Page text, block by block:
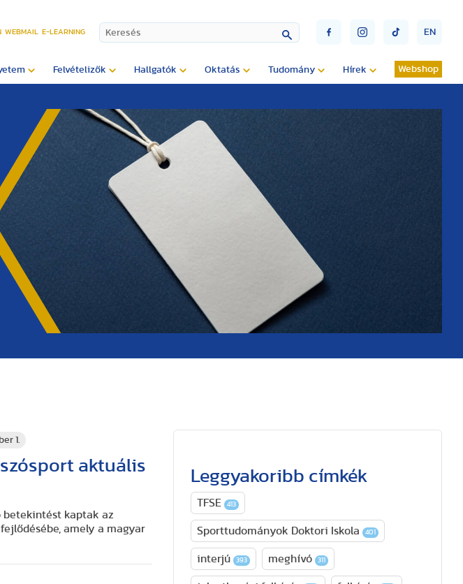
WEBMAIL E-LEARNING EN
Felvételizők Hallgatók Oktatás Tudomány Hírek Webshop
1.
aktuális
betekintést kaptak az
amely a magyar
Leggyakoribb címkék
TFSE 413
Sporttudományok Doktori Iskola 401
interjú 393 meghívó 311